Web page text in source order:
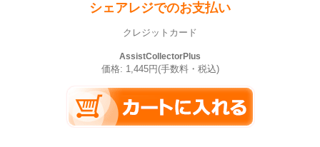
シェアレジでのお支払い
クレジットカード
AssistCollectorPlus
価格: 1,445円(手数料・税込)